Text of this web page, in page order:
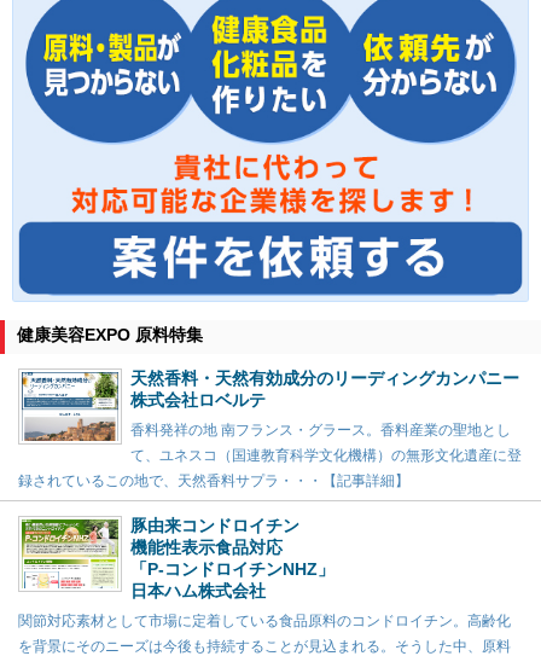
健康美容EXPO 原料特集
天然香料・天然有効成分のリーディングカンパニー
株式会社ロベルテ
香料発祥の地 南フランス・グラース。香料産業の聖地とし
て、ユネスコ（国連教育科学文化機構）の無形文化遺産に登
録されているこの地で、天然香料サプラ・・・【記事詳細】
豚由来コンドロイチン
機能性表示食品対応
「P-コンドロイチンNHZ」
日本ハム株式会社
関節対応素材として市場に定着している食品原料のコンドロイチン。高齢化
を背景にそのニーズは今後も持続することが見込まれる。そうした中、原料